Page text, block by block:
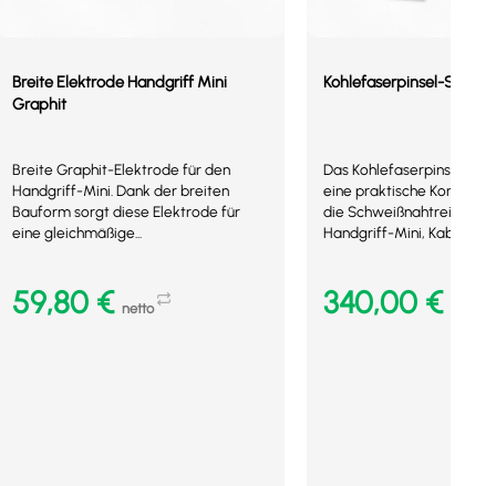
Breite Elektrode Handgriff Mini
Graphit
Breite Graphit-Elektrode für den
Handgriff-Mini. Dank der breiten
Bauform sorgt diese Elektrode für
eine gleichmäßige...
59,80 € netto
Kohlefaserpinsel-Set
Das Kohlefaserpinsel-
eine praktische
die
Handgriff-Mini, Kabel,
340,00 €